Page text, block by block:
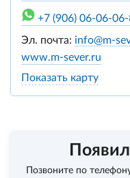
+7 (906) 06-06-
Эл. почта: info@m-
www.m-sever.ru
Показать карту
Позвоните по